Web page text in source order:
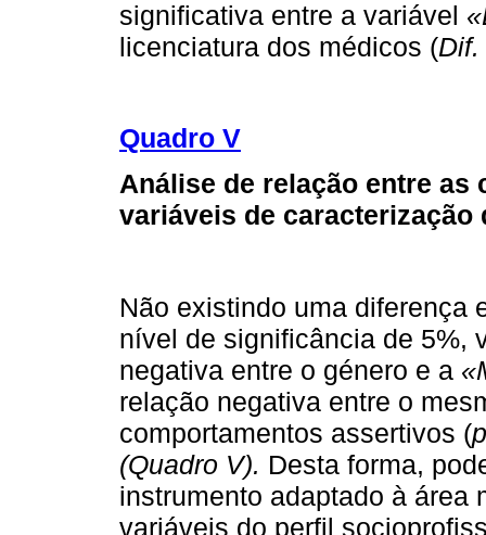
significativa entre a variável
licenciatura dos médicos (Dif.
Quadro V
Análise de relação entre as
variáveis de caracterização
Não existindo uma diferença
nível de significância de 5%,
negativa entre o género e a
relação negativa entre o
comportamentos assertivos (p
(Quadro V). Desta forma,
instrumento adaptado à área
variáveis do perfil